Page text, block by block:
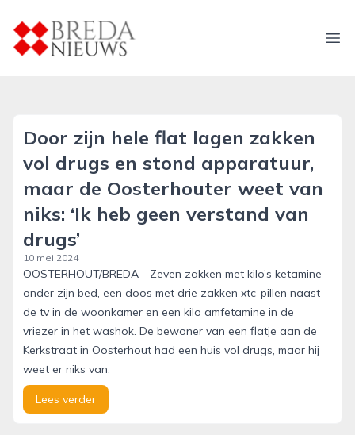
breda-nieuws.nl
Door zijn hele flat lagen zakken
vol drugs en stond apparatuur,
maar de Oosterhouter weet van
niks: ‘Ik heb geen verstand van
drugs’
10 mei 2024
OOSTERHOUT/BREDA - Zeven zakken met kilo’s ketamine
onder zijn bed, een doos met drie zakken xtc-pillen naast
de tv in de woonkamer en een kilo amfetamine in de
vriezer in het washok. De bewoner van een flatje aan de
Kerkstraat in Oosterhout had een huis vol drugs, maar hij
weet er niks van.
Lees verder